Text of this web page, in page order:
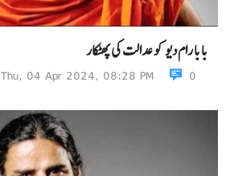
بابا رام دیو کو عدالت کی پھٹکار
Thu, 04 Apr 2024, 08:28 PM 0